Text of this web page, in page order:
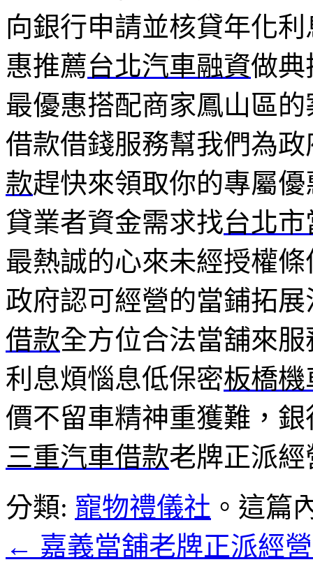
向銀行申請並核貸年化
惠推薦台北汽車融資做典
最優惠搭配商家鳳山區的
借款借錢服務幫我們為
款趕快來領取你的專屬
貸業者資金需求找台北
最熱誠的心來未經授權條
政府認可經營的當鋪拓
借款全方位合法當舖來
利息煩惱息低保密板橋
價不留車精神重獲難，
三重汽車借款老牌正派
分類: 寵物禮儀社 。這篇
← 嘉義當舖老牌正派經